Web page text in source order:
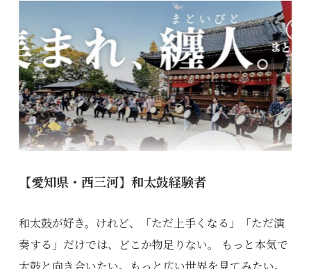
【愛知県・西三河】和太鼓経験者
和太鼓が好き。けれど、「ただ上手くなる」「ただ演
奏する」だけでは、どこか物足りない。 もっと本気で
太鼓と向き合いたい。もっと広い世界を見てみたい。